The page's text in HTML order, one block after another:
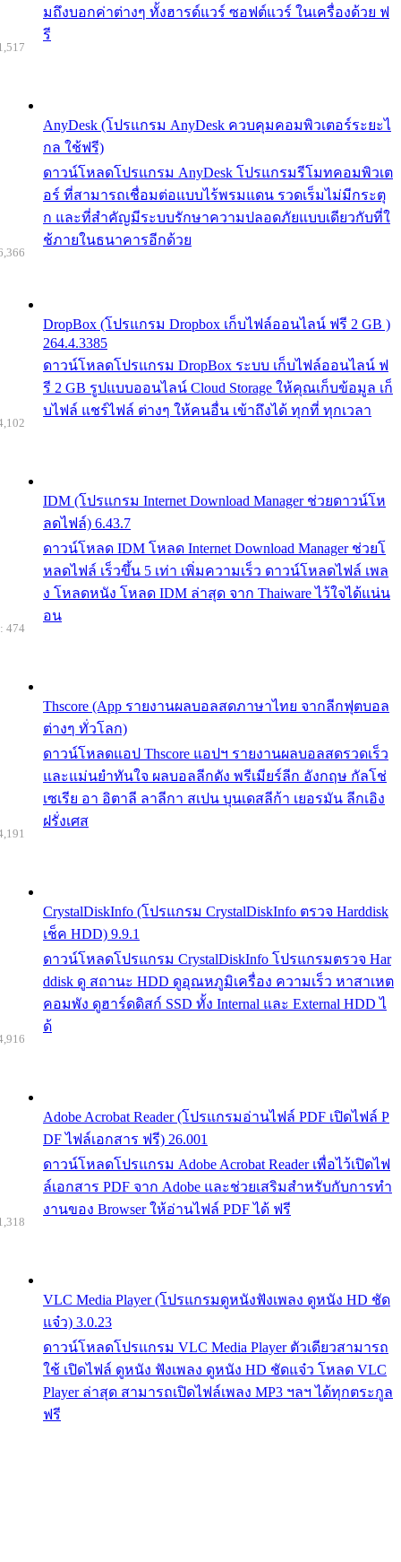
มถึงบอกค่าต่างๆ ทั้งฮารด์แวร์ ซอฟต์แวร์ ในเครื่องด้วย ฟ
รี
AnyDesk (โปรแกรม AnyDesk ควบคุมคอมพิวเตอร์ระยะไ
กล ใช้ฟรี)
ดาวน์โหลดโปรแกรม AnyDesk โปรแกรมรีโมทคอมพิวเต
อร์ ที่สามารถเชื่อมต่อแบบไร้พรมแดน รวดเร็มไม่มีกระตุ
ก และที่สำคัญมีระบบรักษาความปลอดภัยแบบเดียวกับที่ใ
ช้ภายในธนาคารอีกด้วย
DropBox (โปรแกรม Dropbox เก็บไฟล์ออนไลน์ ฟรี 2 GB )
264.4.3385
ดาวน์โหลดโปรแกรม DropBox ระบบ เก็บไฟล์ออนไลน์ ฟ
รี 2 GB รูปแบบออนไลน์ Cloud Storage ให้คุณเก็บข้อมูล เก็
บไฟล์ แชร์ไฟล์ ต่างๆ ให้คนอื่น เข้าถึงได้ ทุกที่ ทุกเวลา
IDM (โปรแกรม Internet Download Manager ช่วยดาวน์โห
ลดไฟล์) 6.43.7
ดาวน์โหลด IDM โหลด Internet Download Manager ช่วยโ
หลดไฟล์ เร็วขึ้น 5 เท่า เพิ่มความเร็ว ดาวน์โหลดไฟล์ เพล
ง โหลดหนัง โหลด IDM ล่าสุด จาก Thaiware ไว้ใจได้แน่น
อน
Thscore (App รายงานผลบอลสดภาษาไทย จากลีกฟุตบอล
ต่างๆ ทั่วโลก)
ดาวน์โหลดแอป Thscore แอปฯ รายงานผลบอลสดรวดเร็ว
และแม่นยำทันใจ ผลบอลลีกดัง พรีเมียร์ลีก อังกฤษ กัลโช่
เซเรีย อา อิตาลี ลาลีกา สเปน บุนเดสลีก้า เยอรมัน ลีกเอิง
ฝรั่งเศส
474
CrystalDiskInfo (โปรแกรม CrystalDiskInfo ตรวจ Harddisk
เช็ค HDD) 9.9.1
ดาวน์โหลดโปรแกรม CrystalDiskInfo โปรแกรมตรวจ Har
ddisk ดู สถานะ HDD ดูอุณหภูมิเครื่อง ความเร็ว หาสาเหต
คอมพัง ดูฮาร์ดดิสก์ SSD ทั้ง Internal และ External HDD ไ
ด้
Adobe Acrobat Reader (โปรแกรมอ่านไฟล์ PDF เปิดไฟล์ P
DF ไฟล์เอกสาร ฟรี) 26.001
ดาวน์โหลดโปรแกรม Adobe Acrobat Reader เพื่อไว้เปิดไฟ
ล์เอกสาร PDF จาก Adobe และช่วยเสริมสำหรับกับการทำ
งานของ Browser ให้อ่านไฟล์ PDF ได้ ฟรี
VLC Media Player (โปรแกรมดูหนังฟังเพลง ดูหนัง HD ชัด
แจ๋ว) 3.0.23
ดาวน์โหลดโปรแกรม VLC Media Player ตัวเดียวสามารถ
ใช้ เปิดไฟล์ ดูหนัง ฟังเพลง ดูหนัง HD ชัดแจ๋ว โหลด VLC
Player ล่าสุด สามารถเปิดไฟล์เพลง MP3 ฯลฯ ได้ทุกตระกูล
ฟรี